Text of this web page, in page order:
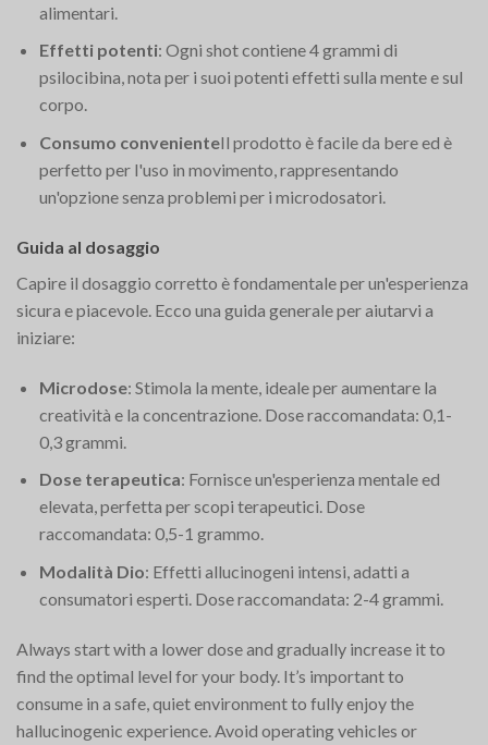
alimentari.
Effetti potenti: Ogni shot contiene 4 grammi di
psilocibina, nota per i suoi potenti effetti sulla mente e sul
corpo.
Consumo convenienteIl prodotto è facile da bere ed è
perfetto per l'uso in movimento, rappresentando
un'opzione senza problemi per i microdosatori.
Guida al dosaggio
Capire il dosaggio corretto è fondamentale per un'esperienza
sicura e piacevole. Ecco una guida generale per aiutarvi a
iniziare:
Microdose: Stimola la mente, ideale per aumentare la
creatività e la concentrazione. Dose raccomandata: 0,1-
0,3 grammi.
Dose terapeutica: Fornisce un'esperienza mentale ed
elevata, perfetta per scopi terapeutici. Dose
raccomandata: 0,5-1 grammo.
Modalità Dio: Effetti allucinogeni intensi, adatti a
consumatori esperti. Dose raccomandata: 2-4 grammi.
Always start with a lower dose and gradually increase it to
find the optimal level for your body. It’s important to
consume in a safe, quiet environment to fully enjoy the
hallucinogenic experience. Avoid operating vehicles or